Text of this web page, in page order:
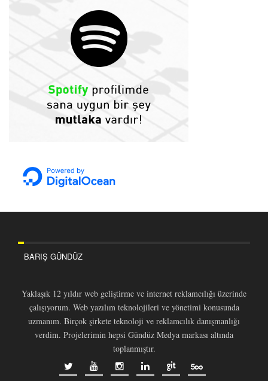
BARIŞ GÜNDÜZ
Yaklaşık 12 yıldır web geliştirme ve internet reklamcılığı üzerinde
çalışıyorum. Web yazılım teknolojileri ve yönetimi konusunda
uzmanım. Birçok şirkete teknoloji ve reklamcılık danışmanlığı
verdim. Projelerimin hepsi Gündüz Medya markası altında
toplanmıştır.